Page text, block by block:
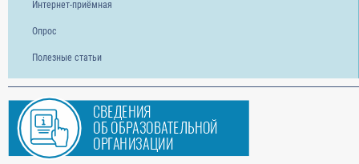
Интернет-приёмная
Опрос
Полезные статьи